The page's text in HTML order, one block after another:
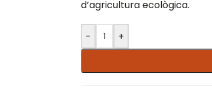
d’agricultura ecològica.
- +